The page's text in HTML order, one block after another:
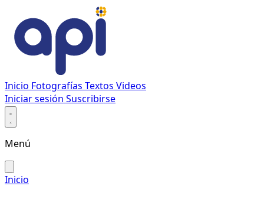
Inicio Fotografías Textos Videos
Iniciar sesión Suscribirse
Menú
Inicio